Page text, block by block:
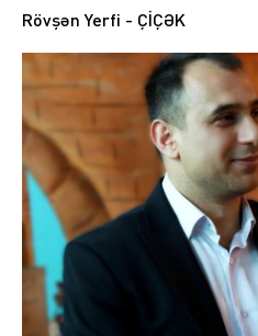
Rövşən Yerfi - ÇİÇƏK